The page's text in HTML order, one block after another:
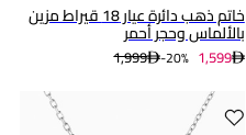
خاتم ذهب دائرة عيار 18 قيراط مزين
بالألماس وحجر أحمر
1,999 20%- 1,599